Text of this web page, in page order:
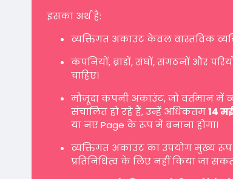
इसका अर्थ है:
व्यक्तिगत अकाउंट केवल वास्तविक
कंपनियों, ब्रांडों, संघों, संगठनों और
चाहिए।
मौजूदा कंपनी अकाउंट, जो वर्तमान में
संचालित हो रहे हैं, उन्हें अधिकतम14
या नए Page के रूप में बनाना होगा।
व्यक्तिगत अकाउंट का उपयोग मुख्य
प्रतिनिधित्व के लिए नहीं किया जा